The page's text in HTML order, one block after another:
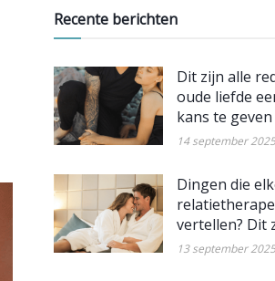
Recente berichten
Dit zijn alle
oude liefde
kans te geven
14 september 2025
Dingen die
vertellen? Dit
13 september 2025